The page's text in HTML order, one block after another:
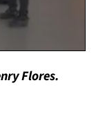
Flores.